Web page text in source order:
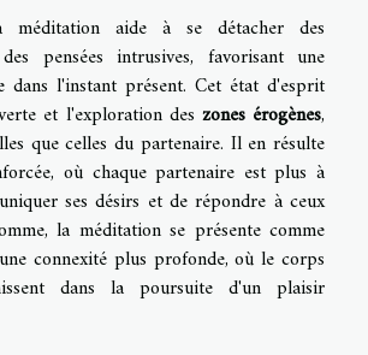
aide à se détacher des
pensées intrusives, favorisant une
dans l'instant présent. Cet état d'esprit
et l'exploration des zones érogènes,
que celles du partenaire. Il en résulte
où chaque partenaire est plus à
ses désirs et de répondre à ceux
la méditation se présente comme
connexité plus profonde, où le corps
dans la poursuite d'un plaisir